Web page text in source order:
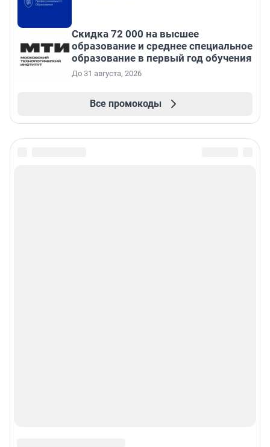
Скидка 72 000 на высшее
образование и среднее специальное
образование в первый год обучения
До 31 августа, 2026
Все промокоды